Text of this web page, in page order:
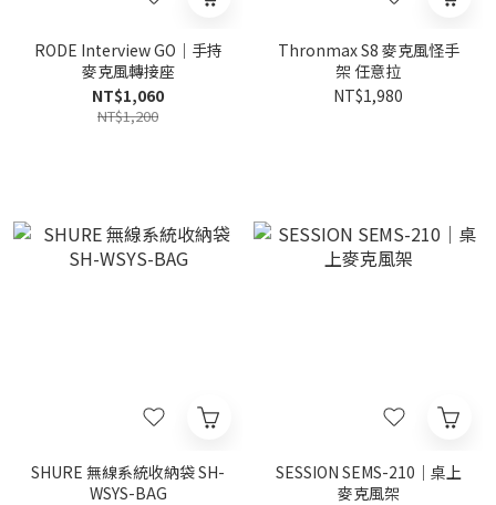
RODE Interview GO｜手持
麥克風轉接座
NT$1,060
NT$1,200
Thronmax S8 麥克風怪手
架 任意拉
NT$1,980
SHURE 無線系統收納袋 SH-
WSYS-BAG
SESSION SEMS-210｜桌上
麥克風架